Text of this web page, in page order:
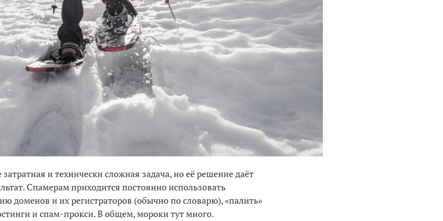
затратная и технически сложная задача, но её решение даёт
Спамерам приходится постоянно использовать
доменов и их регистраторов (обычно по словарю), «палить»
и спам-прокси. В общем, мороки тут много.